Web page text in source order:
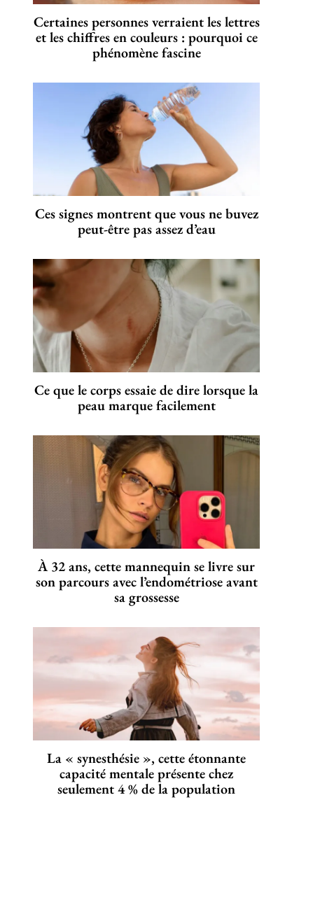
Certaines personnes verraient les lettres
et les chiffres en couleurs : pourquoi ce
phénomène fascine
Ces signes montrent que vous ne buvez
peut-être pas assez d’eau
Ce que le corps essaie de dire lorsque la
peau marque facilement
À 32 ans, cette mannequin se livre sur
son parcours avec l’endométriose avant
sa grossesse
La « synesthésie », cette étonnante
capacité mentale présente chez
seulement 4 % de la population